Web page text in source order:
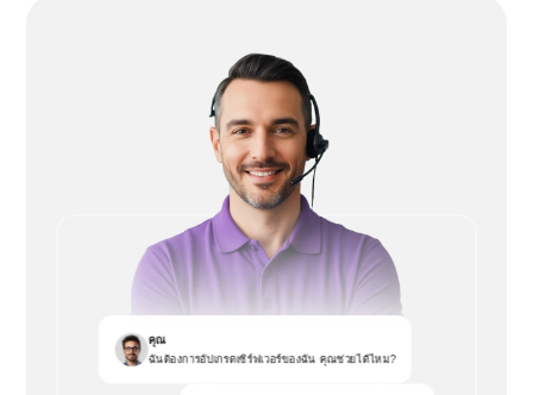
คุณ
ฉันต้องการอัปเกรดเซิร์ฟเวอร์ของฉัน คุณช่วยได้ไหม?